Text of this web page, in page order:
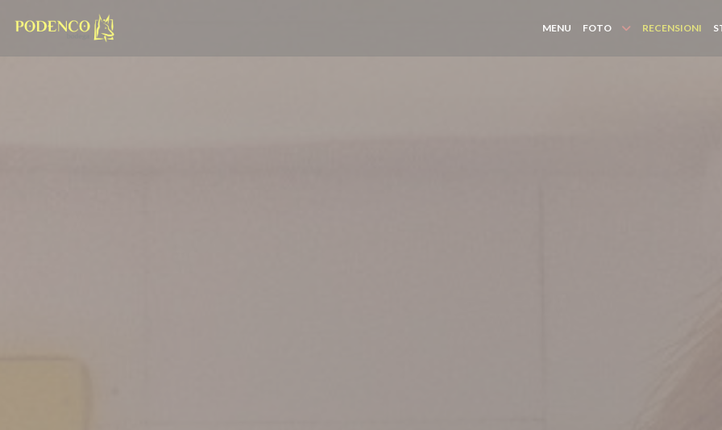
MENU FOTO RECENSIONI